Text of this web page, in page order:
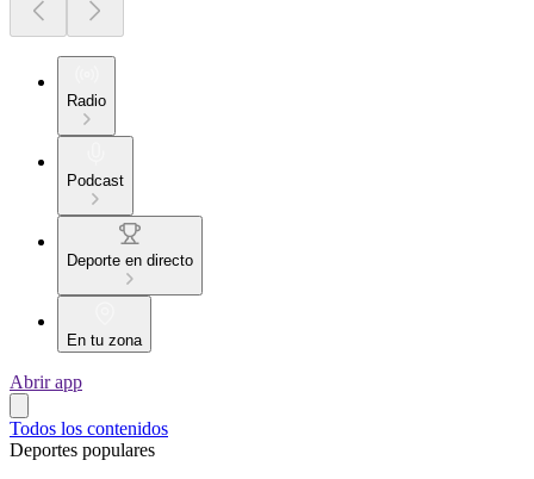
Radio
Podcast
Deporte en directo
En tu zona
Abrir app
Todos los contenidos
Deportes populares